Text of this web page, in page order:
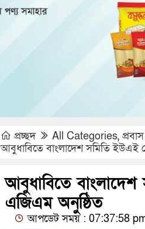
প্রচ্ছদ All Categories, প্রবাস
আবুধাবিতে বাংলাদেশ সমিতি ইউএই
আবুধাবিতে বাংলাদেশ
এজিএম অনুষ্ঠিত
আপডেট সময় : 07:37:58